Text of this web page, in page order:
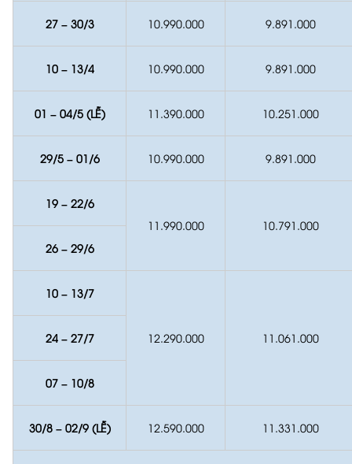
27 – 30/3 10.990.000 9.891.000
10 – 13/4 10.990.000 9.891.000
01 – 04/5 (LỄ) 11.390.000 10.251.000
29/5 – 01/6 10.990.000 9.891.000
19 – 22/6
11.990.000
10.791.000
26 – 29/6
10 – 13/7
12.290.000 11.061.000
24 – 27/7
07 – 10/8
30/8 – 02/9 (LỄ) 12.590.000 11.331.000